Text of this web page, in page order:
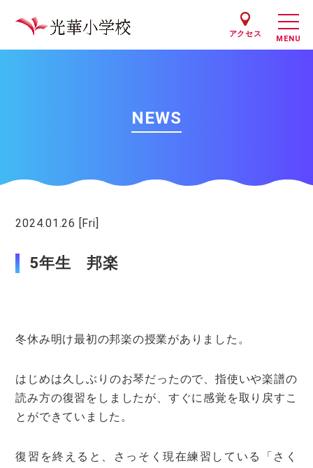
アクセス
NEWS
2024.01.26 [Fri]
5年生 邦楽
冬休み明け最初の邦楽の授業がありました。
はじめは久しぶりのお琴だったので、指使いや楽譜の
読み方の復習をしましたが、すぐに感覚を取り戻すこ
とができていました。
復習を終えると、さっそく現在練習している「さく